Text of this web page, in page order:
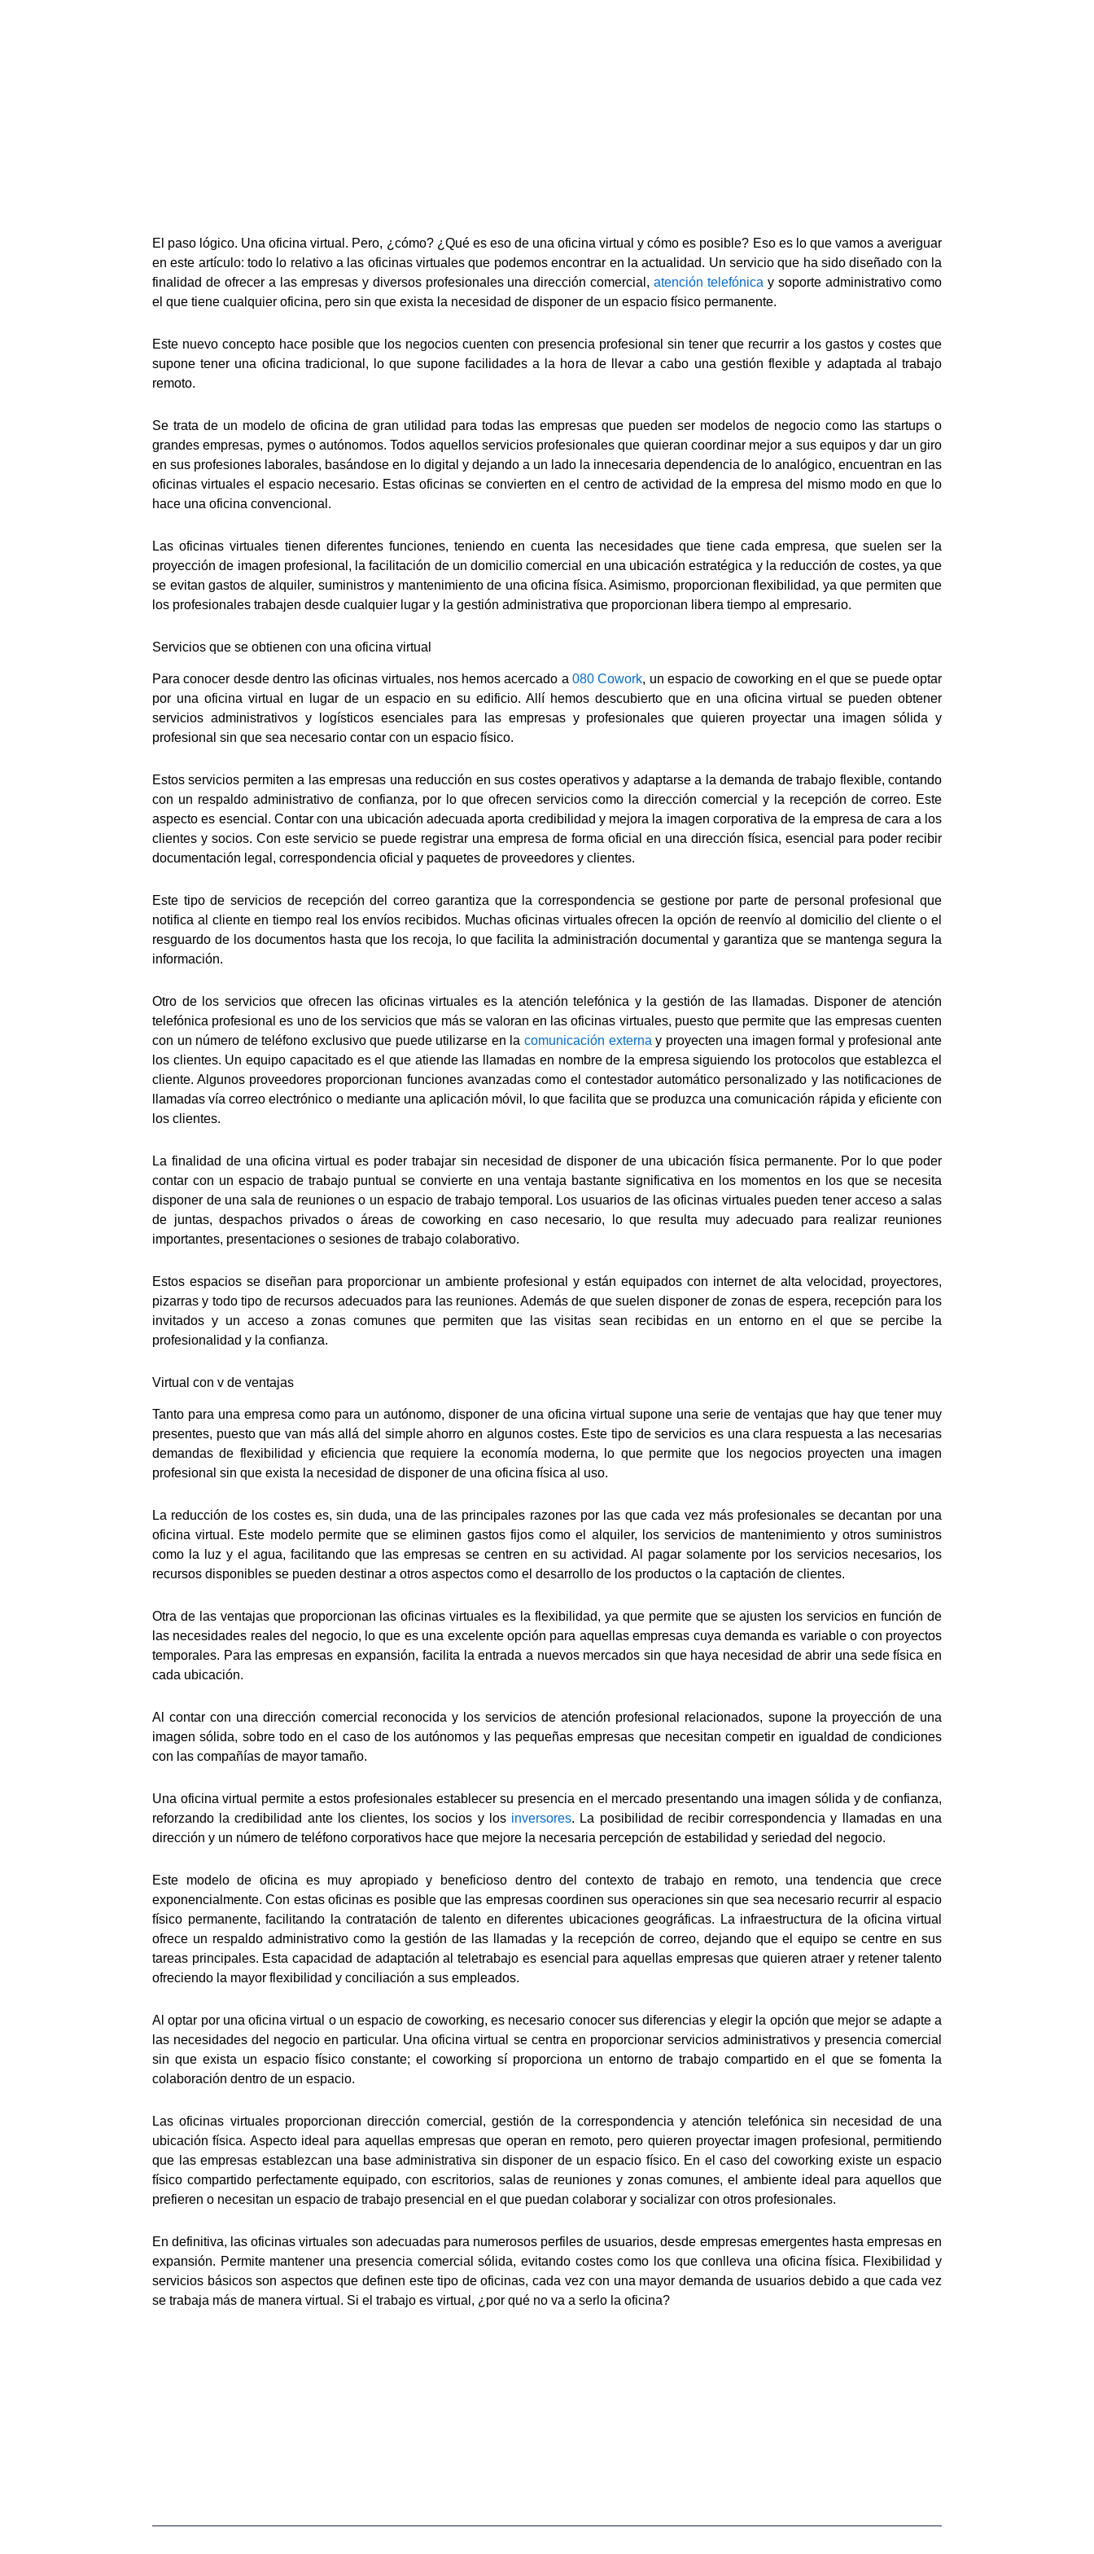
El paso lógico. Una oficina virtual. Pero, ¿cómo? ¿Qué es eso de una oficina virtual y cómo es posible? Eso es lo que vamos a averiguar
en este artículo: todo lo relativo a las oficinas virtuales que podemos encontrar en la actualidad. Un servicio que ha sido diseñado con la
finalidad de ofrecer a las empresas y diversos profesionales una dirección comercial,atención telefónica y soporte administrativo como
el que tiene cualquier oficina, pero sin que exista la necesidad de disponer de un espacio físico permanente.
Este nuevo concepto hace posible que los negocios cuenten con presencia profesional sin tener que recurrir a los gastos y costes que
supone tener una oficina tradicional, lo que supone facilidades a la hora de llevar a cabo una gestión flexible y adaptada al trabajo
remoto.
Se trata de un modelo de oficina de gran utilidad para todas las empresas que pueden ser modelos de negocio como las startups o
grandes empresas, pymes o autónomos. Todos aquellos servicios profesionales que quieran coordinar mejor a sus equipos y dar un giro
en sus profesiones laborales, basándose en lo digital y dejando a un lado la innecesaria dependencia de lo analógico, encuentran en las
oficinas virtuales el espacio necesario. Estas oficinas se convierten en el centro de actividad de la empresa del mismo modo en que lo
hace una oficina convencional.
Las oficinas virtuales tienen diferentes funciones, teniendo en cuenta las necesidades que tiene cada empresa, que suelen ser la
proyección de imagen profesional, la facilitación de un domicilio comercial en una ubicación estratégica y la reducción de costes, ya que
se evitan gastos de alquiler, suministros y mantenimiento de una oficina física. Asimismo, proporcionan flexibilidad, ya que permiten que
los profesionales trabajen desde cualquier lugar y la gestión administrativa que proporcionan libera tiempo al empresario.
Servicios que se obtienen con una oficina virtual
Para conocer desde dentro las oficinas virtuales, nos hemos acercado a 080 Cowork, un espacio de coworking en el que se puede optar
por una oficina virtual en lugar de un espacio en su edificio. Allí hemos descubierto que en una oficina virtual se pueden obtener
servicios administrativos y logísticos esenciales para las empresas y profesionales que quieren proyectar una imagen sólida y
profesional sin que sea necesario contar con un espacio físico.
Estos servicios permiten a las empresas una reducción en sus costes operativos y adaptarse a la demanda de trabajo flexible, contando
con un respaldo administrativo de confianza, por lo que ofrecen servicios como la dirección comercial y la recepción de correo. Este
aspecto es esencial. Contar con una ubicación adecuada aporta credibilidad y mejora la imagen corporativa de la empresa de cara a los
clientes y socios. Con este servicio se puede registrar una empresa de forma oficial en una dirección física, esencial para poder recibir
documentación legal, correspondencia oficial y paquetes de proveedores y clientes.
Este tipo de servicios de recepción del correo garantiza que la correspondencia se gestione por parte de personal profesional que
notifica al cliente en tiempo real los envíos recibidos. Muchas oficinas virtuales ofrecen la opción de reenvío al domicilio del cliente o el
resguardo de los documentos hasta que los recoja, lo que facilita la administración documental y garantiza que se mantenga segura la
información.
Otro de los servicios que ofrecen las oficinas virtuales es la atención telefónica y la gestión de las llamadas. Disponer de atención
telefónica profesional es uno de los servicios que más se valoran en las oficinas virtuales, puesto que permite que las empresas cuenten
con un número de teléfono exclusivo que puede utilizarse en lacomunicación externa y proyecten una imagen formal y profesional ante
los clientes. Un equipo capacitado es el que atiende las llamadas en nombre de la empresa siguiendo los protocolos que establezca el
cliente. Algunos proveedores proporcionan funciones avanzadas como el contestador automático personalizado y las notificaciones de
llamadas vía correo electrónico o mediante una aplicación móvil, lo que facilita que se produzca una comunicación rápida y eficiente con
los clientes.
La finalidad de una oficina virtual es poder trabajar sin necesidad de disponer de una ubicación física permanente. Por lo que poder
contar con un espacio de trabajo puntual se convierte en una ventaja bastante significativa en los momentos en los que se necesita
disponer de una sala de reuniones o un espacio de trabajo temporal. Los usuarios de las oficinas virtuales pueden tener acceso a salas
de juntas, despachos privados o áreas de coworking en caso necesario, lo que resulta muy adecuado para realizar reuniones
importantes, presentaciones o sesiones de trabajo colaborativo.
Estos espacios se diseñan para proporcionar un ambiente profesional y están equipados con internet de alta velocidad, proyectores,
pizarras y todo tipo de recursos adecuados para las reuniones. Además de que suelen disponer de zonas de espera, recepción para los
invitados y un acceso a zonas comunes que permiten que las visitas sean recibidas en un entorno en el que se percibe la
profesionalidad y la confianza.
Virtual con v de ventajas
Tanto para una empresa como para un autónomo, disponer de una oficina virtual supone una serie de ventajas que hay que tener muy
presentes, puesto que van más allá del simple ahorro en algunos costes. Este tipo de servicios es una clara respuesta a las necesarias
demandas de flexibilidad y eficiencia que requiere la economía moderna, lo que permite que los negocios proyecten una imagen
profesional sin que exista la necesidad de disponer de una oficina física al uso.
La reducción de los costes es, sin duda, una de las principales razones por las que cada vez más profesionales se decantan por una
oficina virtual. Este modelo permite que se eliminen gastos fijos como el alquiler, los servicios de mantenimiento y otros suministros
como la luz y el agua, facilitando que las empresas se centren en su actividad. Al pagar solamente por los servicios necesarios, los
recursos disponibles se pueden destinar a otros aspectos como el desarrollo de los productos o la captación de clientes.
Otra de las ventajas que proporcionan las oficinas virtuales es la flexibilidad, ya que permite que se ajusten los servicios en función de
las necesidades reales del negocio, lo que es una excelente opción para aquellas empresas cuya demanda es variable o con proyectos
temporales. Para las empresas en expansión, facilita la entrada a nuevos mercados sin que haya necesidad de abrir una sede física en
cada ubicación.
Al contar con una dirección comercial reconocida y los servicios de atención profesional relacionados, supone la proyección de una
imagen sólida, sobre todo en el caso de los autónomos y las pequeñas empresas que necesitan competir en igualdad de condiciones
con las compañías de mayor tamaño.
Una oficina virtual permite a estos profesionales establecer su presencia en el mercado presentando una imagen sólida y de confianza,
reforzando la credibilidad ante los clientes, los socios y los inversores. La posibilidad de recibir correspondencia y llamadas en una
dirección y un número de teléfono corporativos hace que mejore la necesaria percepción de estabilidad y seriedad del negocio.
Este modelo de oficina es muy apropiado y beneficioso dentro del contexto de trabajo en remoto, una tendencia que crece
exponencialmente. Con estas oficinas es posible que las empresas coordinen sus operaciones sin que sea necesario recurrir al espacio
físico permanente, facilitando la contratación de talento en diferentes ubicaciones geográficas. La infraestructura de la oficina virtual
ofrece un respaldo administrativo como la gestión de las llamadas y la recepción de correo, dejando que el equipo se centre en sus
tareas principales. Esta capacidad de adaptación al teletrabajo es esencial para aquellas empresas que quieren atraer y retener talento
ofreciendo la mayor flexibilidad y conciliación a sus empleados.
Al optar por una oficina virtual o un espacio de coworking, es necesario conocer sus diferencias y elegir la opción que mejor se adapte a
las necesidades del negocio en particular. Una oficina virtual se centra en proporcionar servicios administrativos y presencia comercial
sin que exista un espacio físico constante; el coworking sí proporciona un entorno de trabajo compartido en el que se fomenta la
colaboración dentro de un espacio.
Las oficinas virtuales proporcionan dirección comercial, gestión de la correspondencia y atención telefónica sin necesidad de una
ubicación física. Aspecto ideal para aquellas empresas que operan en remoto, pero quieren proyectar imagen profesional, permitiendo
que las empresas establezcan una base administrativa sin disponer de un espacio físico. En el caso del coworking existe un espacio
físico compartido perfectamente equipado, con escritorios, salas de reuniones y zonas comunes, el ambiente ideal para aquellos que
prefieren o necesitan un espacio de trabajo presencial en el que puedan colaborar y socializar con otros profesionales.
En definitiva, las oficinas virtuales son adecuadas para numerosos perfiles de usuarios, desde empresas emergentes hasta empresas en
expansión. Permite mantener una presencia comercial sólida, evitando costes como los que conlleva una oficina física. Flexibilidad y
servicios básicos son aspectos que definen este tipo de oficinas, cada vez con una mayor demanda de usuarios debido a que cada vez
se trabaja más de manera virtual. Si el trabajo es virtual, ¿por qué no va a serlo la oficina?